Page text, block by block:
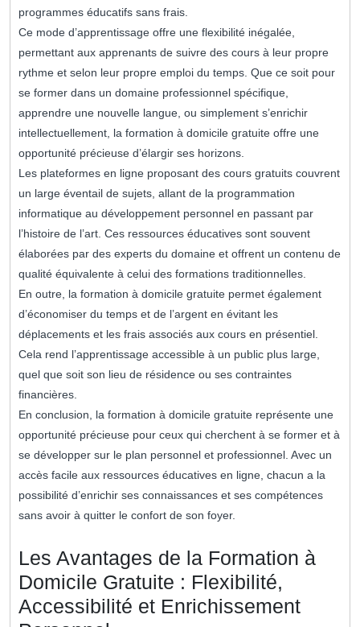
programmes éducatifs sans frais.
Ce mode d’apprentissage offre une flexibilité inégalée,
permettant aux apprenants de suivre des cours à leur propre
rythme et selon leur propre emploi du temps. Que ce soit pour
se former dans un domaine professionnel spécifique,
apprendre une nouvelle langue, ou simplement s’enrichir
intellectuellement, la formation à domicile gratuite offre une
opportunité précieuse d’élargir ses horizons.
Les plateformes en ligne proposant des cours gratuits couvrent
un large éventail de sujets, allant de la programmation
informatique au développement personnel en passant par
l’histoire de l’art. Ces ressources éducatives sont souvent
élaborées par des experts du domaine et offrent un contenu de
qualité équivalente à celui des formations traditionnelles.
En outre, la formation à domicile gratuite permet également
d’économiser du temps et de l’argent en évitant les
déplacements et les frais associés aux cours en présentiel.
Cela rend l’apprentissage accessible à un public plus large,
quel que soit son lieu de résidence ou ses contraintes
financières.
En conclusion, la formation à domicile gratuite représente une
opportunité précieuse pour ceux qui cherchent à se former et à
se développer sur le plan personnel et professionnel. Avec un
accès facile aux ressources éducatives en ligne, chacun a la
possibilité d’enrichir ses connaissances et ses compétences
sans avoir à quitter le confort de son foyer.
Les Avantages de la Formation à
Domicile Gratuite : Flexibilité,
Accessibilité et Enrichissement